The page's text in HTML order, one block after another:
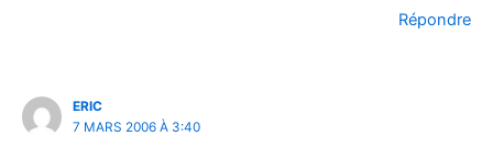
Répondre
ERIC
7 MARS 2006 À 3:40